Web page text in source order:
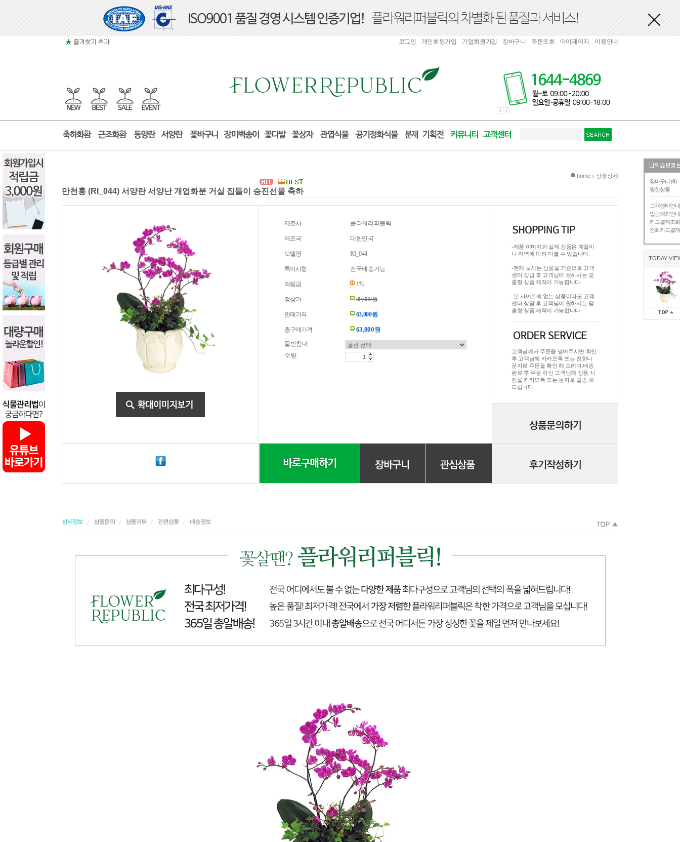
장바구니 (0)
찜한상품
고객센터안내
입금계좌안내
카드결제조회
전화카드결제
TODAY
로그인 개인회원가입 기업회원가입 장바구니 주문조회 마이페이지 이용안내
현재 위치
home > 상품상세
만천홍 (RI_044) 서양란 서양난 개업화분 거실 집들이 승진선물 축하
제조사 플라워리퍼블릭
제조국 대한민국
모델명 RI_044
특이사항 전국배송가능
적립금 1%
정상가 80,000원
판매가격 63,000원
총구매가격 63,000원
물받침대
수량
-제품 이미지와 실제 상품은 계절이
나 지역에 따라 다를 수 있습니다.
-현재 보시는 상품을 기준으로 고객
센터 상담 후 고객님이 원하시는 맞
춤형 상품 제작이 가능합니다.
-본 사이트에 없는 상품이라도 고객
센터 상담 후 고객님이 원하시는 맞
춤형 상품 제작이 가능합니다.
고객님께서 주문을 넣어주시면 확인
후 고객님께 카카오톡 또는 전화나
문자로 주문을 확인 해 드리며.배송
완료 후 주문 하신 고객님께 상품 사
진을 카카오톡 또는 문자로 발송 해
드립니다.